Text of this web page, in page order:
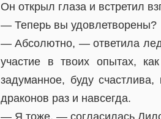
Он открыл глаза и встретил
— Теперь вы удовлетворены?
— Абсолютно, — ответила
участие в твоих опытах,
задуманное, буду
драконов раз и навсегда.
— Я тоже, — согласилась